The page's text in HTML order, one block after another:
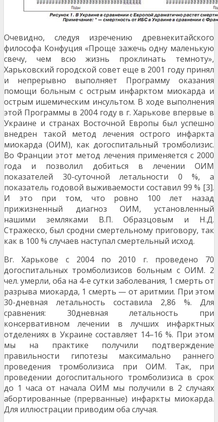
Очевидно, следуя изречению древнекитайского
философа Конфуция «Проще зажечь одну маленькую
свечу, чем всю жизнь проклинать темноту»,
Харьковский городской совет еще в 2001 году принял
и непрерывно выполняет Программу оказания
помощи больным с острым инфарктом миокарда и
острым ишемическим инсультом. В ходе выполнения
этой Программы в 2004 году в г. Харькове впервые в
Украине и странах Восточной Европы был успешно
внедрен такой метод лечения острого инфаркта
миокарда (ОИМ), как догоспитальный тромболизис.
Во Франции этот метод лечения применяется с 2000
года и позволил добиться в лечении ОИМ
показателей 30-суточной летальности 0 %, а
показатель годовой выживаемости составил 99 % [3].
И это при том, что ровно 100 лет назад
прижизненный диагноз ОИМ, установленный
нашими земляками В.П. Образцовым и Н.Д.
Стражеско, был сродни смертельному приговору, так
как в 100 % случаев наступал смертельный исход.
Вг. Харькове с 2004 по 2010 г. проведено 70
догоспитальных тромболизисов больным с ОИМ. 2
чел. умерли, оба на 4-е сутки заболевания, 1 смерть от
разрыва миокарда, 1 смерть — от аритмии. При этом
30-дневная летальность составила 2,86 %. Для
сравнения: 30дневная летальность при
консервативном лечении в лучших инфарктных
отделениях в Украине составляет 14–16 %. При этом
мы на практике получили подтверждение
правильности гипотезы максимально раннего
проведения тромболизиса при ОИМ. Так, при
проведении догоспитального тромболизиса в срок
до 1 часа от начала ОИМ мы получили в 2 случаях
абортированные (прерванные) инфаркты миокарда.
Для иллюстрации приводим оба случая.